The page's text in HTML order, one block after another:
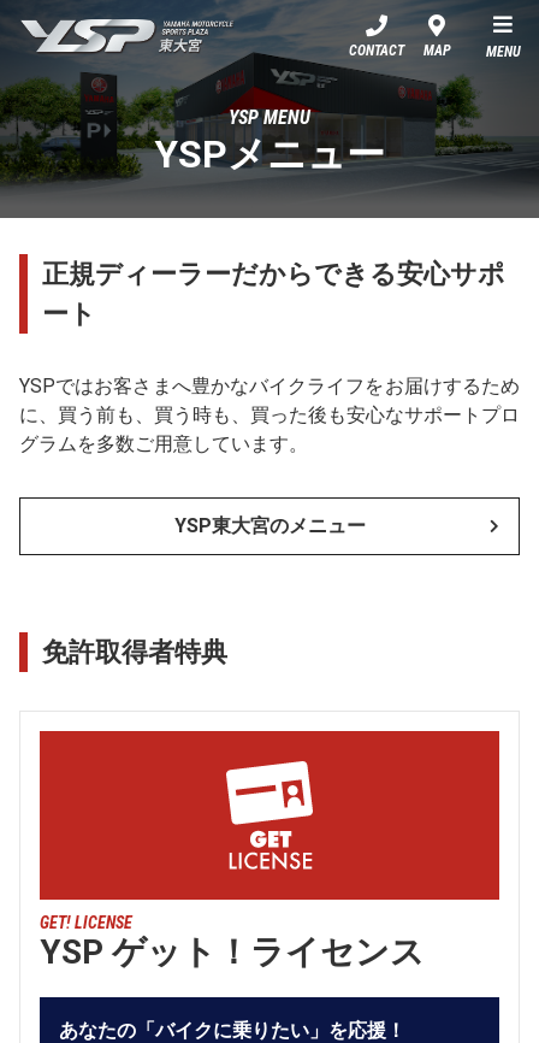
YSP東大宮
CONTACT MAP MENU
YSP MENU
YSPメニュー
正規ディーラーだからできる安心サポ
ート
YSPではお客さまへ豊かなバイクライフをお届けするため
に、買う前も、買う時も、買った後も安心なサポートプロ
グラムを多数ご用意しています。
YSP東大宮のメニュー
免許取得者特典
GET! LICENSE
YSP ゲット！ライセンス
あなたの「バイクに乗りたい」を応援！